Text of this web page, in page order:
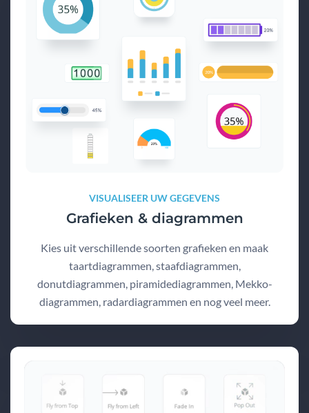
VISUALISEER UW GEGEVENS
Grafieken & diagrammen
Kies uit verschillende soorten grafieken en maak
taartdiagrammen, staafdiagrammen,
donutdiagrammen, piramidediagrammen, Mekko-
diagrammen, radardiagrammen en nog veel meer.